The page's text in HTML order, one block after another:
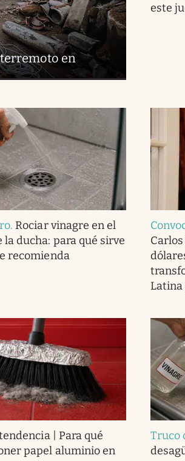
terremoto en
este
. Rociar vinagre en el
la ducha: para qué sirve
recomienda
Latina
| Para qué
papel aluminio en
Truco